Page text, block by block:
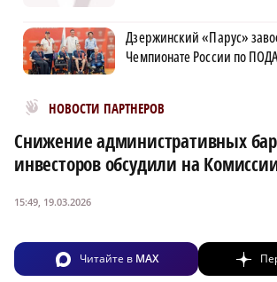
Дзержинский «Парус»
Чемпионате России по
НОВОСТИ ПАРТНЕРОВ
Новости МирТесен
Снижение административных
инвесторов обсудили на
15:49, 19.03.2026
Читайте в MAX